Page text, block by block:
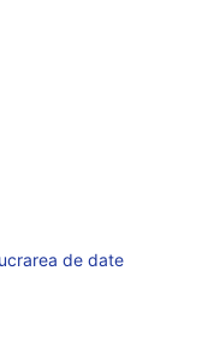
de date